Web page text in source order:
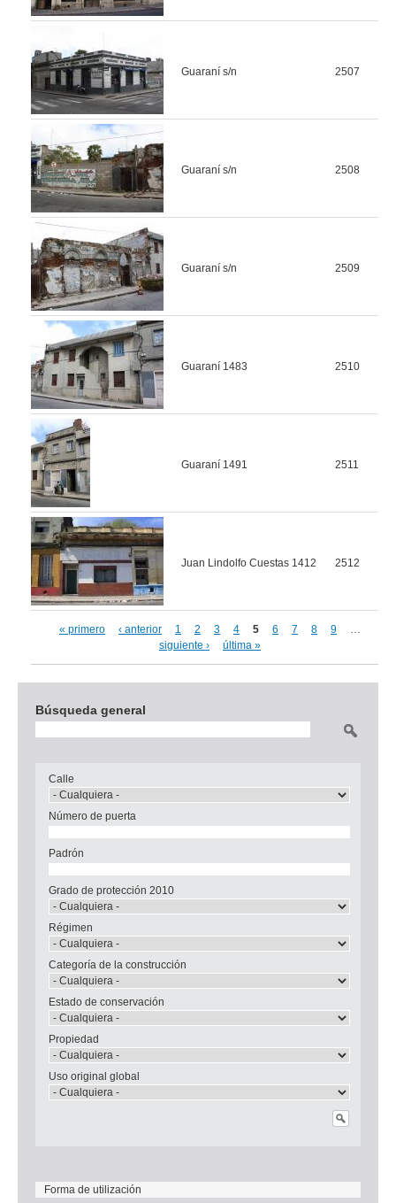
Guaraní s/n 2507
Guaraní s/n 2508
Guaraní s/n 2509
Guaraní 1483 2510
Guaraní 1491 2511
Juan Lindolfo Cuestas 1412 2512
Páginas
« primero ‹ anterior 1 2 3 4 5 6 7 8 9
…
siguiente ›
última »
Búsqueda general
Calle
Número de puerta
Padrón
Grado de protección 2010
Régimen
Categoría de la construcción
Estado de conservación
Propiedad
Uso original global
Forma de utilización